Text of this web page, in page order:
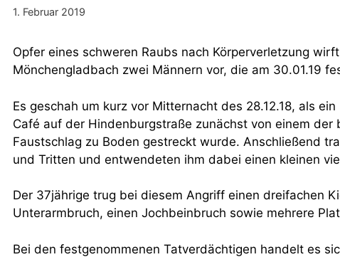
1. Februar 2019
Opfer eines schweren Raubs nach Körperverletzung
Mönchengladbach zwei Männern vor, die am 30.01.19
Es geschah um kurz vor Mitternacht des 28.12.18, als
Café auf der Hindenburgstraße zunächst von einem
Faustschlag zu Boden gestreckt wurde. Anschließend
und Tritten und entwendeten ihm dabei einen kleinen
Der 37jährige trug bei diesem Angriff einen dreifachen
Unterarmbruch, einen Jochbeinbruch sowie mehrere
Bei den festgenommenen Tatverdächtigen handelt es